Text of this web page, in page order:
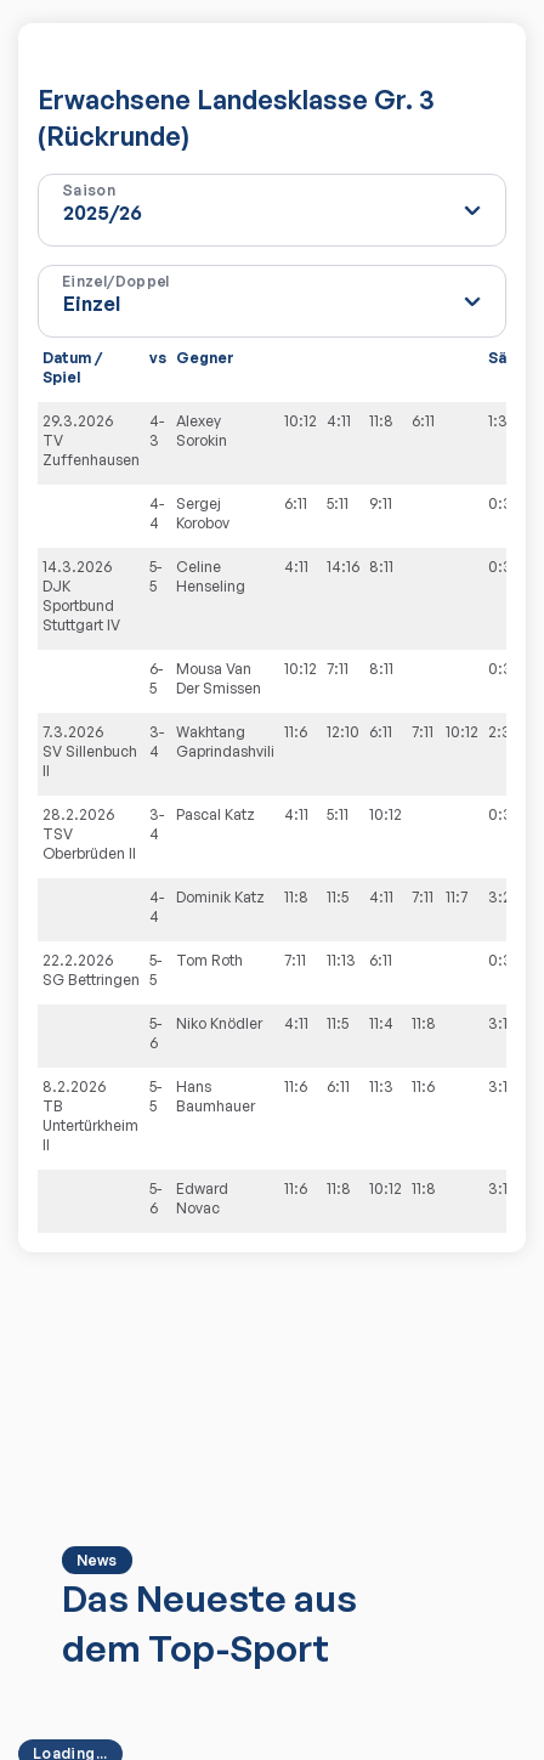
Erwachsene Landesklasse Gr. 3
(Rückrunde)
Saison
Einzel/Doppel
Datum /
Spiel
vs Gegner Sätze
29.3.2026
TV
Zuffenhausen
4-
3
Alexey
Sorokin
10:12 4:11 11:8 6:11 1:3
4-
4
Sergej
Korobov
6:11 5:11 9:11 0:3
14.3.2026
DJK
Sportbund
Stuttgart IV
5-
5
Celine
Henseling
4:11 14:16 8:11 0:3
6-
5
Mousa Van
Der Smissen
10:12 7:11 8:11 0:3
7.3.2026
SV Sillenbuch
II
3-
4
Wakhtang
Gaprindashvili
11:6 12:10 6:11 7:11 10:12 2:3
28.2.2026
TSV
Oberbrüden II
3-
4
Pascal Katz 4:11 5:11 10:12 0:3
4-
4
Dominik Katz 11:8 11:5 4:11 7:11 11:7 3:2
22.2.2026
SG Bettringen
5-
5
Tom Roth 7:11 11:13 6:11 0:3
5-
6
Niko Knödler 4:11 11:5 11:4 11:8 3:1
8.2.2026
TB
Untertürkheim
II
5-
5
Hans
Baumhauer
11:6 6:11 11:3 11:6 3:1
5-
6
Edward
Novac
11:6 11:8 10:12 11:8 3:1
News
Das Neueste aus
dem Top-Sport
Loading...